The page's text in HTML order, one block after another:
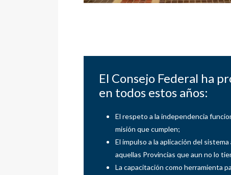
El Consejo Federal ha
en todos estos años:
El respeto a la independencia
misión que cumplen;
El impulso a la aplicación del
aquellas Provincias que aun no lo
La capacitación como herramienta